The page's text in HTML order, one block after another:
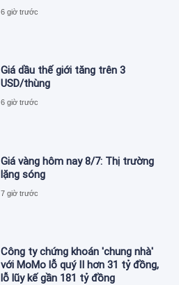
6 giờ trước
Giá dầu thế giới tăng trên 3
USD/thùng
6 giờ trước
Giá vàng hôm nay 8/7: Thị trường
lặng sóng
7 giờ trước
Công ty chứng khoán 'chung nhà'
với MoMo lỗ quý II hơn 31 tỷ đồng,
lỗ lũy kế gần 181 tỷ đồng